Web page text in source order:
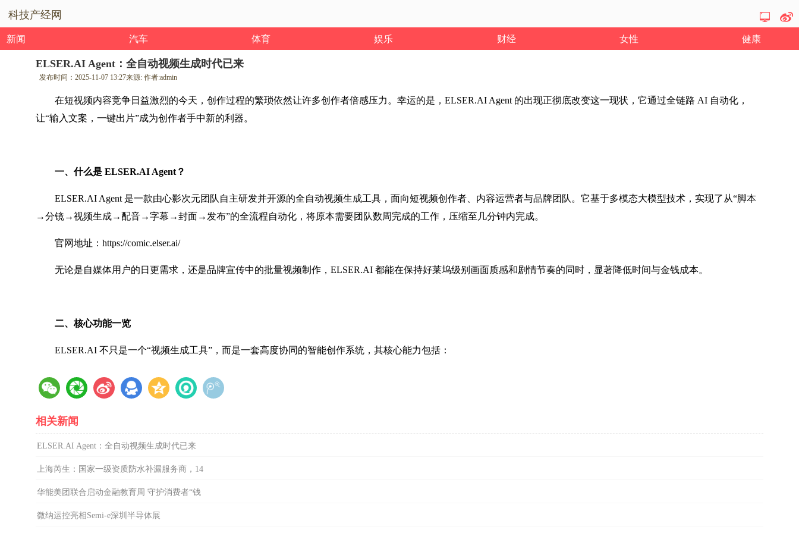
科技产经网
新闻 汽车 体育 娱乐 财经 女性 健康
ELSER.AI Agent：全自动视频生成时代已来
发布时间：2025-11-07 13:27来源: 作者:admin
在短视频内容竞争日益激烈的今天，创作过程的繁琐依然让许多创作者倍感压力。幸运的是，ELSER.AI Agent 的出现正彻底改变这一现状，它通过全链路 AI 自动化，
让“输入文案，一键出片”成为创作者手中新的利器。
一、什么是ELSER.AI Agent ？
ELSER.AI Agent 是一款由心影次元团队自主研发并开源的全自动视频生成工具，面向短视频创作者、内容运营者与品牌团队。它基于多模态大模型技术，实现了从“脚本
→分镜→视频生成→配音→字幕→封面→发布”的全流程自动化，将原本需要团队数周完成的工作，压缩至几分钟内完成。
官网地址：https://comic.elser.ai/
无论是自媒体用户的日更需求，还是品牌宣传中的批量视频制作，ELSER.AI 都能在保持好莱坞级别画面质感和剧情节奏的同时，显著降低时间与金钱成本。
二、核心功能一览
ELSER.AI 不只是一个“视频生成工具”，而是一套高度协同的智能创作系统，其核心能力包括：
相关新闻
ELSER.AI Agent：全自动视频生成时代已来
上海芮生：国家一级资质防水补漏服务商，14
华能美团联合启动金融教育周 守护消费者“钱
微纳运控亮相Semi-e深圳半导体展